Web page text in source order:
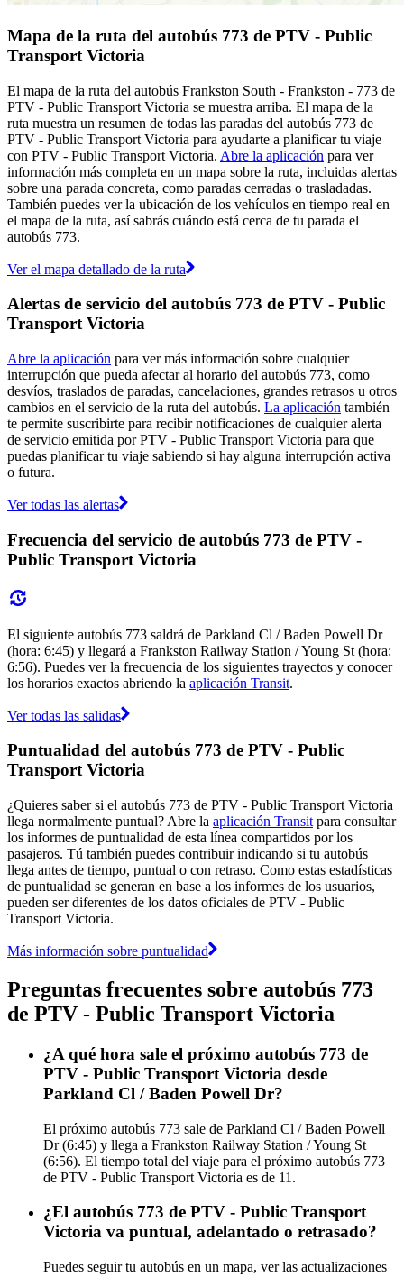
Mapa de la ruta del autobús 773 de PTV - Public
Transport Victoria
El mapa de la ruta del autobús Frankston South - Frankston - 773 de
PTV - Public Transport Victoria se muestra arriba. El mapa de la
ruta muestra un resumen de todas las paradas del autobús 773 de
PTV - Public Transport Victoria para ayudarte a planificar tu viaje
con PTV - Public Transport Victoria. Abre la aplicación para ver
información más completa en un mapa sobre la ruta, incluidas alertas
sobre una parada concreta, como paradas cerradas o trasladadas.
También puedes ver la ubicación de los vehículos en tiempo real en
el mapa de la ruta, así sabrás cuándo está cerca de tu parada el
autobús 773.
Ver el mapa detallado de la ruta
Alertas de servicio del autobús 773 de PTV - Public
Transport Victoria
Abre la aplicación para ver más información sobre cualquier
interrupción que pueda afectar al horario del autobús 773, como
desvíos, traslados de paradas, cancelaciones, grandes retrasos u otros
cambios en el servicio de la ruta del autobús. La aplicación también
te permite suscribirte para recibir notificaciones de cualquier alerta
de servicio emitida por PTV - Public Transport Victoria para que
puedas planificar tu viaje sabiendo si hay alguna interrupción activa
o futura.
Ver todas las alertas
Frecuencia del servicio de autobús 773 de PTV -
Public Transport Victoria
El siguiente autobús 773 saldrá de Parkland Cl / Baden Powell Dr
(hora: 6:45) y llegará a Frankston Railway Station / Young St (hora:
6:56). Puedes ver la frecuencia de los siguientes trayectos y conocer
los horarios exactos abriendo la aplicación Transit.
Ver todas las salidas
Puntualidad del autobús 773 de PTV - Public
Transport Victoria
¿Quieres saber si el autobús 773 de PTV - Public Transport Victoria
llega normalmente puntual? Abre la aplicación Transit para consultar
los informes de puntualidad de esta línea compartidos por los
pasajeros. Tú también puedes contribuir indicando si tu autobús
llega antes de tiempo, puntual o con retraso. Como estas estadísticas
de puntualidad se generan en base a los informes de los usuarios,
pueden ser diferentes de los datos oficiales de PTV - Public
Transport Victoria.
Más información sobre puntualidad
Preguntas frecuentes sobre autobús 773
de PTV - Public Transport Victoria
¿A qué hora sale el próximo autobús 773 de
PTV - Public Transport Victoria desde
Parkland Cl / Baden Powell Dr?
El próximo autobús 773 sale de Parkland Cl / Baden Powell
Dr (6:45) y llega a Frankston Railway Station / Young St
(6:56). El tiempo total del viaje para el próximo autobús 773
de PTV - Public Transport Victoria es de 11.
¿El autobús 773 de PTV - Public Transport
Victoria va puntual, adelantado o retrasado?
Puedes seguir tu autobús en un mapa, ver las actualizaciones